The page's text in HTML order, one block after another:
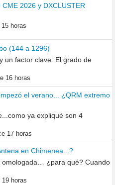
CME 2026 y DXCLUSTER
15 horas
(144 a 1296)
un factor clave: El grado de
16 horas
el verano... ¿QRM extremo
ya expliqué son 4
17 horas
en Chimenea...?
omologada… ¿para qué? Cuando
19 horas